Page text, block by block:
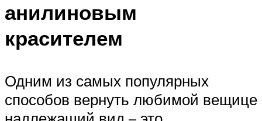
анилиновым
красителем
Одним из самых популярных
способов вернуть любимой вещице